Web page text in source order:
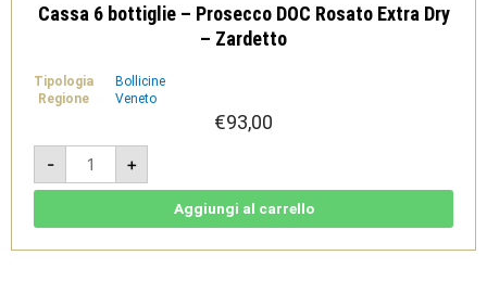
Cassa 6 bottiglie – Prosecco DOC Rosato Extra Dry
– Zardetto
Tipologia
Bollicine
Regione
Veneto
€93,00
-
Cassa
bottiglie
-
Extra
+
Aggiungi al carrello